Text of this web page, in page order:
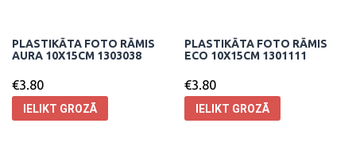
PLASTIKĀTA FOTO RĀMIS
AURA 10X15CM 1303038
€3.80
IELIKT GROZĀ
PLASTIKĀTA FOTO RĀMIS
ECO 10X15CM 1301111
€3.80
IELIKT GROZĀ